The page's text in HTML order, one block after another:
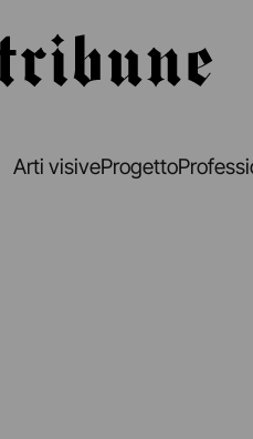
Arti visiveProgetto